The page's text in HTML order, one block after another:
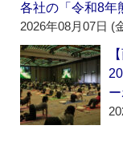
各社の「令和8年
2026年08月07日 (